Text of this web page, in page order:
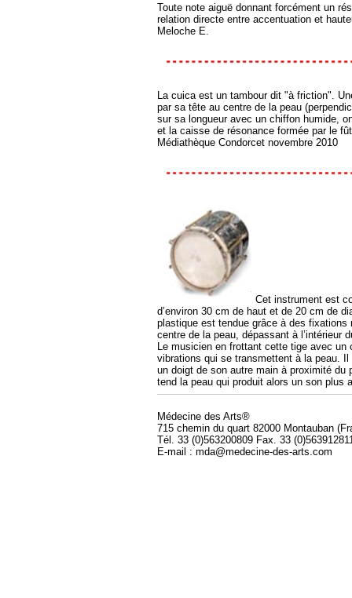
Toute note aiguë donnant forcément un
relation directe entre accentuation et
Meloche E.
La cuica est un tambour dit "à friction".
par sa tête au centre de la peau
sur sa longueur avec un chiffon humide,
et la caisse de résonance formée par le
Médiathèque Condorcet novembre 2010
Cet instrument est
d’environ 30 cm de haut et de 20 cm de
plastique est tendue grâce à des
centre de la peau, dépassant à l’intérieur
Le musicien en frottant cette tige avec un
vibrations qui se transmettent à la peau.
un doigt de son autre main à proximité
tend la peau qui produit alors un son plus
Médecine des Arts®
715 chemin du quart 82000 Montauban
Tél. 33 (0)563200809 Fax. 33
E-mail : mda@medecine-des-arts.com